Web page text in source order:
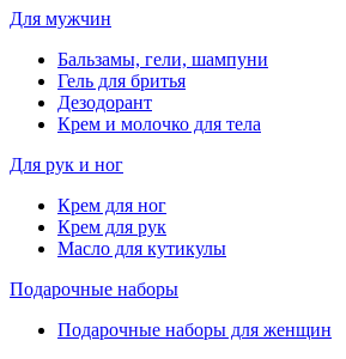
Для мужчин
Бальзамы, гели, шампуни
Гель для бритья
Дезодорант
Крем и молочко для тела
Для рук и ног
Крем для ног
Крем для рук
Масло для кутикулы
Подарочные наборы
Подарочные наборы для женщин